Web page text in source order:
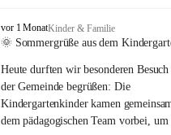
V
i
t
o
r
s
vor 1 MonatKinder & Familie
🌞 Sommergrüße aus dem
Heute durften wir besonderen
der Gemeinde begrüßen: Die
Kindergartenkinder kamen
dem pädagogischen Team vorbei, um